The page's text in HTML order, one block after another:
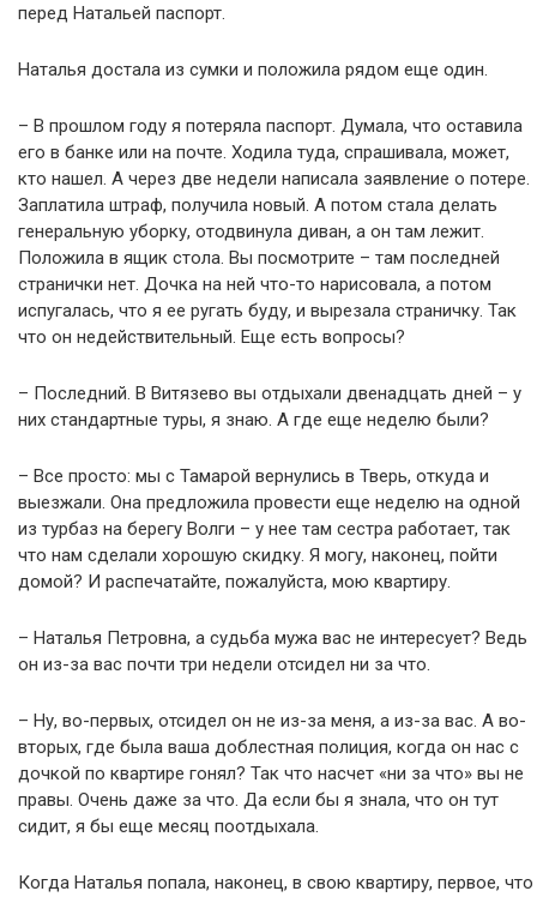
перед Натальей паспорт.
Наталья достала из сумки и положила рядом еще один.
– В прошлом году я потеряла паспорт. Думала, что оставила
его в банке или на почте. Ходила туда, спрашивала, может,
кто нашел. А через две недели написала заявление о потере.
Заплатила штраф, получила новый. А потом стала делать
генеральную уборку, отодвинула диван, а он там лежит.
Положила в ящик стола. Вы посмотрите – там последней
странички нет. Дочка на ней что-то нарисовала, а потом
испугалась, что я ее ругать буду, и вырезала страничку. Так
что он недействительный. Еще есть вопросы?
– Последний. В Витязево вы отдыхали двенадцать дней – у
них стандартные туры, я знаю. А где еще неделю были?
– Все просто: мы с Тамарой вернулись в Тверь, откуда и
выезжали. Она предложила провести еще неделю на одной
из турбаз на берегу Волги – у нее там сестра работает, так
что нам сделали хорошую скидку. Я могу, наконец, пойти
домой? И распечатайте, пожалуйста, мою квартиру.
– Наталья Петровна, а судьба мужа вас не интересует? Ведь
он из-за вас почти три недели отсидел ни за что.
– Ну, во-первых, отсидел он не из-за меня, а из-за вас. А во-
вторых, где была ваша доблестная полиция, когда он нас с
дочкой по квартире гонял? Так что насчет «ни за что» вы не
правы. Очень даже за что. Да если бы я знала, что он тут
сидит, я бы еще месяц поотдыхала.
Когда Наталья попала, наконец, в свою квартиру, первое, что